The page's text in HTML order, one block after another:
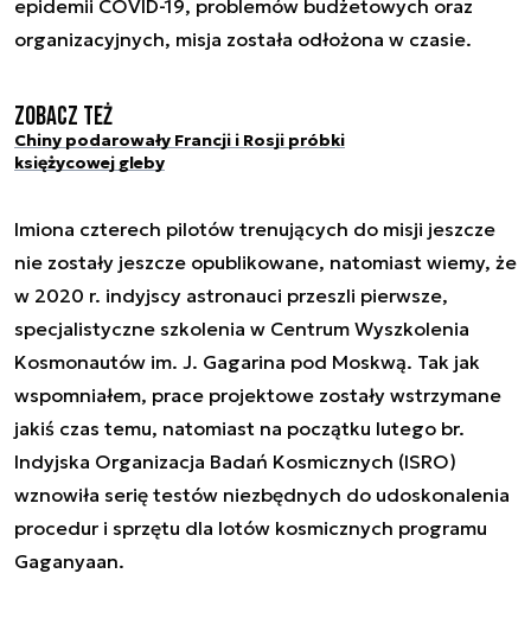
epidemii COVID-19, problemów budżetowych oraz
organizacyjnych, misja została odłożona w czasie.
Zobacz też
Chiny podarowały Francji i Rosji próbki
księżycowej gleby
Imiona czterech pilotów trenujących do misji jeszcze
nie zostały jeszcze opublikowane, natomiast wiemy, że
w 2020 r. indyjscy astronauci przeszli pierwsze,
specjalistyczne szkolenia w Centrum Wyszkolenia
Kosmonautów im. J. Gagarina pod Moskwą. Tak jak
wspomniałem, prace projektowe zostały wstrzymane
jakiś czas temu, natomiast na początku lutego br.
Indyjska Organizacja Badań Kosmicznych (ISRO)
wznowiła serię testów niezbędnych do udoskonalenia
procedur i sprzętu dla lotów kosmicznych programu
Gaganyaan.